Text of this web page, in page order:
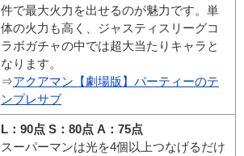
件で最大火力を出せるのが魅力です。単
体の火力も高く、ジャスティスリーグコ
ラボガチャの中では超大当たりキャラと
なります。
⇒アクアマン【劇場版】パーティーのテ
ンプレサブ
L：90点 S：80点 A：75点
スーパーマンは光を4個以上つなげるだけ